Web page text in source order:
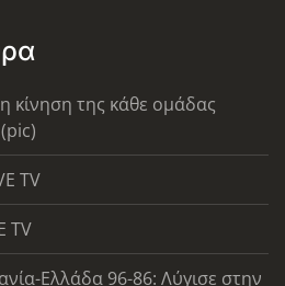
κίνηση της κάθε ομάδας
TV
TV
Ελλάδα 96-86: Λύγισε στην